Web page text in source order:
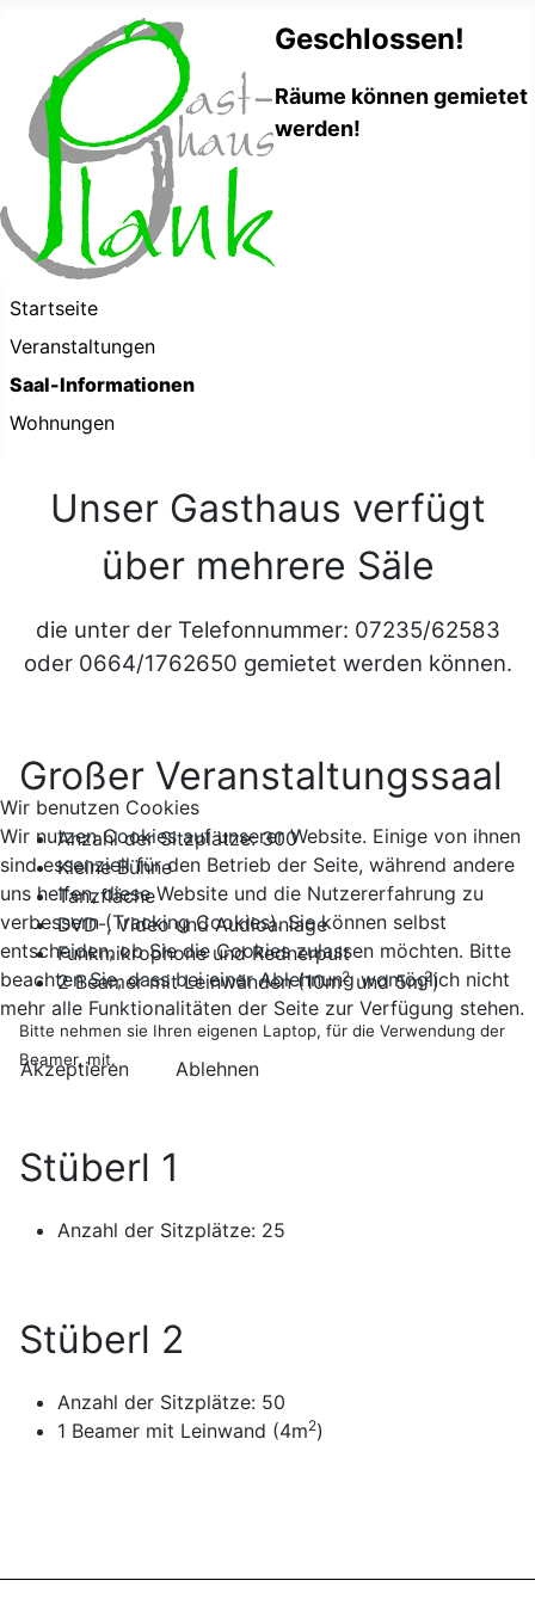
Geschlossen!
Räume können gemietet
werden!
Startseite
Veranstaltungen
Saal-Informationen
Wohnungen
Unser Gasthaus verfügt
über mehrere Säle
die unter der Telefonnummer: 07235/62583
oder 0664/1762650 gemietet werden können.
Großer Veranstaltungssaal
Anzahl der Sitzplätze: 300
Kleine Bühne
Tanzfläche
DVD-, Video und Audioanlage
Funkmikrophone und Rednerpult
2 Beamer mit Leinwänden (10m2und 5m2)
Bitte nehmen sie Ihren eigenen Laptop, für die Verwendung der
Beamer, mit.
Stüberl 1
Anzahl der Sitzplätze: 25
Stüberl 2
Anzahl der Sitzplätze: 50
1 Beamer mit Leinwand (4m2)
Wir benutzen Cookies
Wir nutzen Cookies auf unserer Website. Einige von ihnen
sind essenziell für den Betrieb der Seite, während andere
uns helfen, diese Website und die Nutzererfahrung zu
verbessern (Tracking Cookies). Sie können selbst
entscheiden, ob Sie die Cookies zulassen möchten. Bitte
beachten Sie, dass bei einer Ablehnung womöglich nicht
mehr alle Funktionalitäten der Seite zur Verfügung stehen.
Akzeptieren Ablehnen